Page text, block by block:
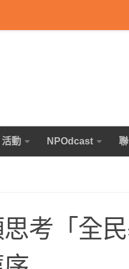
活動 NPOdcast
考「全